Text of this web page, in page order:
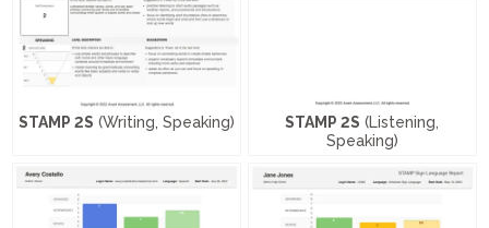
STAMP 2S (Writing, Speaking) STAMP 2S (Listening,
Speaking)